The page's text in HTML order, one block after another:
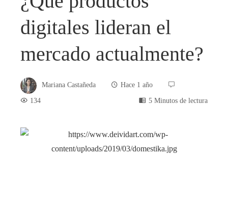
digitales lideran el
mercado actualmente?
Mariana Castañeda
Hace 1 año
134
5 Minutos de lectura